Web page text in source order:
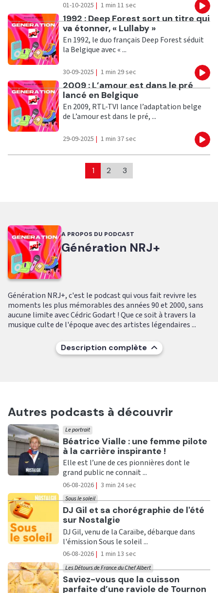
01-10-2025 | 1 min 11 sec
Ecouter
1992 : Deep Forest sort un titre qui
va étonner, « Lullaby »
En 1992, le duo français Deep Forest séduit
la Belgique avec « ...
30-09-2025 | 1 min 29 sec
Ecouter
2009 : L’amour est dans le pré
lancé en Belgique
En 2009, RTL-TVI lance l’adaptation belge
de L’amour est dans le pré, ...
29-09-2025 | 1 min 37 sec
1 2 3
A PROPOS DU PODCAST
Génération NRJ+
Génération NRJ+, c'est le podcast qui vous fait revivre les
moments les plus mémorables des années 90 et 2000, sans
aucune limite avec Cédric Godart ! Que ce soit à travers la
musique culte de l'époque avec des artistes légendaires ...
Description complète
Autres podcasts à découvrir
Ecouter
Béatrice Vialle : une femme pilote
à la carrière inspirante !
Le portrait
Elle est l’une de ces pionnières dont le
grand public ne connait ...
06-08-2026 | 3 min 24 sec
Ecouter
DJ Gil et sa chorégraphie de l'été
sur Nostalgie
Sous le soleil
DJ Gil, venu de la Caraïbe, débarque dans
l'émission Sous le soleil ...
06-08-2026 | 1 min 13 sec
Ecouter
Saviez-vous que la cuisson
parfaite d’une raviole de Tournon
Les Détours de France du Chef Albert